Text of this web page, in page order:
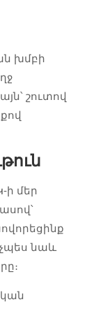
խմբի
շուտով
ի մեր
նաև